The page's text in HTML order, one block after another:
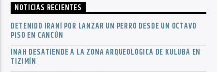
NOTICIAS RECIENTES
DETENIDO IRANÍ POR LANZAR UN PERRO DESDE UN OCTAVO
PISO EN CANCÚN
INAH DESATIENDE A LA ZONA ARQUEOLÓGICA DE KULUBÁ EN
TIZIMÍN